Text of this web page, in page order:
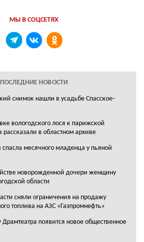
МЫ В СОЦСЕТЯХ
ПОСЛЕДНИЕ НОВОСТИ
снимок нашли в усадьбе Спасское-
вологодского лося к парижской
рассказали в областном архиве
месячного младенца у пьяной
новорожденной дочери женщину
области
сняли ограничения на продажу
топлива на АЗС «Газпромнефть»
Драмтеатра появится новое общественное